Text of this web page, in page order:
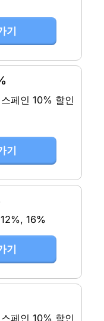
기
페인 10% 할인
기
16%
기
페인 10% 할인